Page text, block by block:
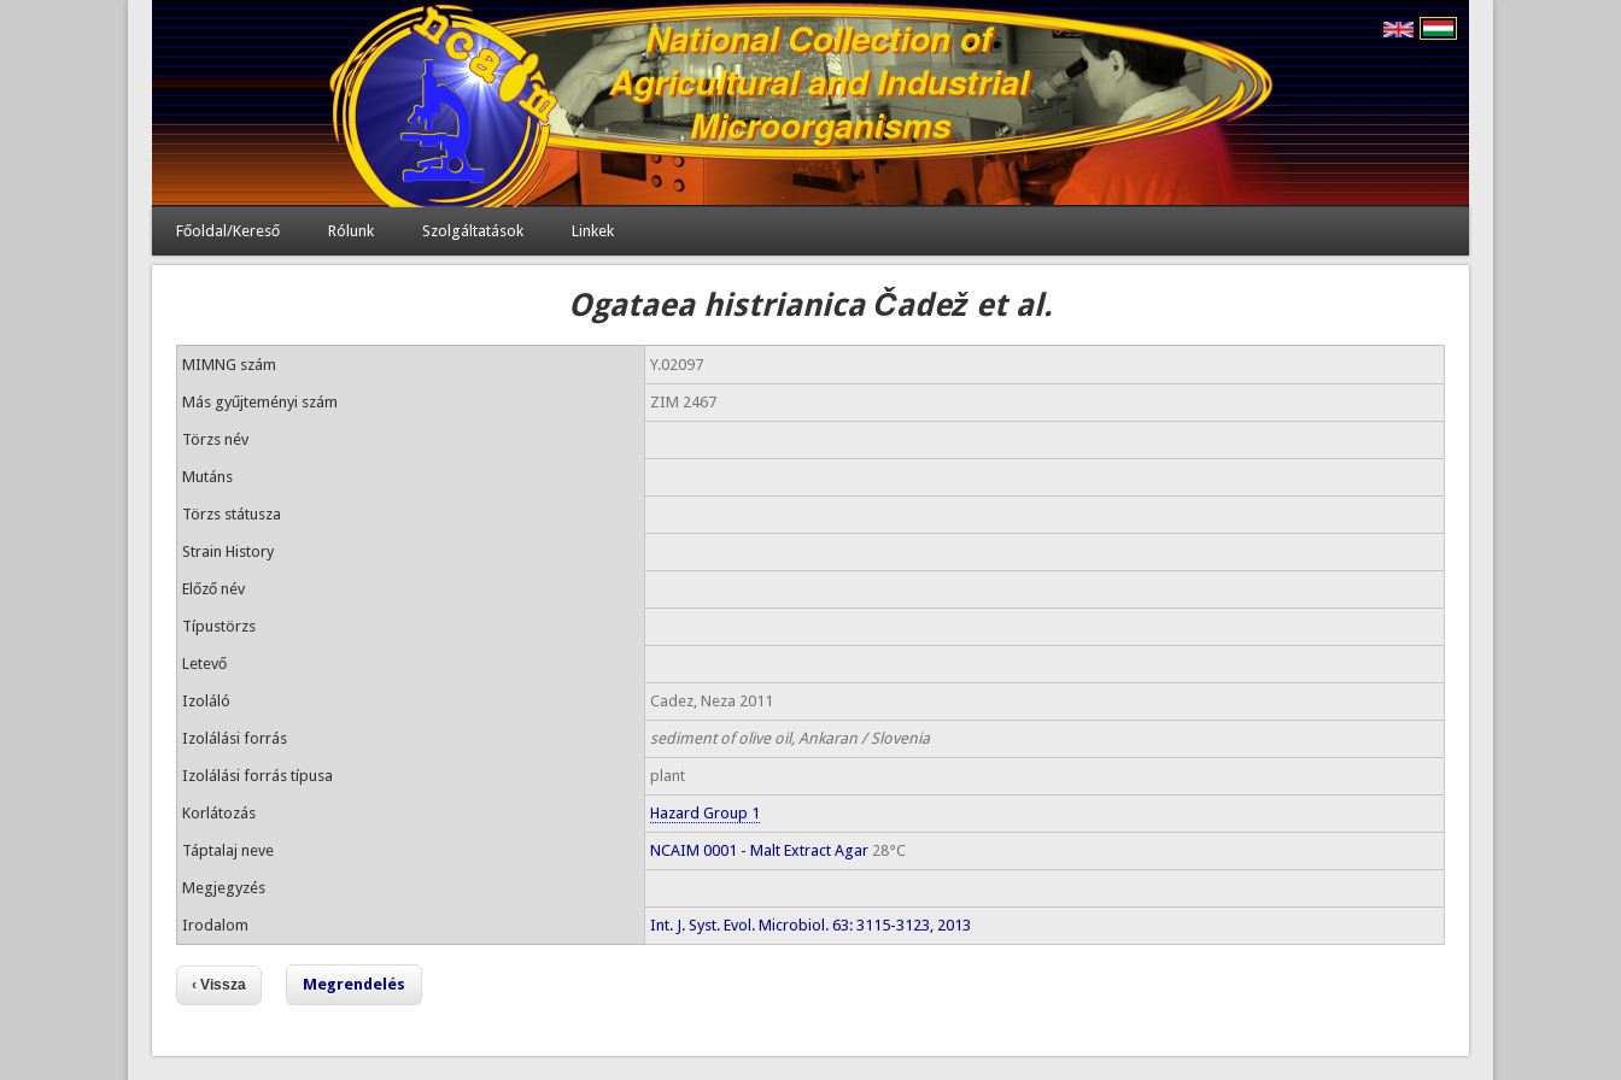
Főoldal/Kereső Rólunk Szolgáltatások Linkek
Ogataea histrianica Čadež et al.
MIMNG szám Y.02097
Más gyűjteményi szám ZIM 2467
Törzs név
Mutáns
Törzs státusza
Strain History
Előző név
Típustörzs
Letevő
Izoláló Cadez, Neza 2011
Izolálási forrás sediment of olive oil, Ankaran / Slovenia
Izolálási forrás típusa plant
Korlátozás Hazard Group 1
Táptalaj neve NCAIM 0001 - Malt Extract Agar28°C
Megjegyzés
Irodalom Int. J. Syst. Evol. Microbiol. 63: 3115-3123, 2013
Megrendelés